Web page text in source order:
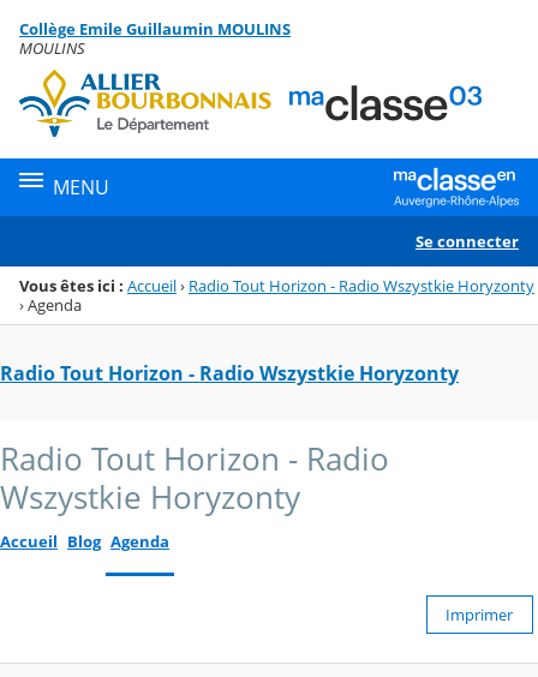
Menu de la rubrique
Contenu
Collège Emile Guillaumin MOULINS
MOULINS
MENU
Se connecter
Vous êtes ici : Accueil› Radio Tout Horizon - Radio Wszystkie Horyzonty
›Agenda
Radio Tout Horizon - Radio Wszystkie Horyzonty
Radio Tout Horizon - Radio
Wszystkie Horyzonty
Accueil Blog Agenda
Imprimer